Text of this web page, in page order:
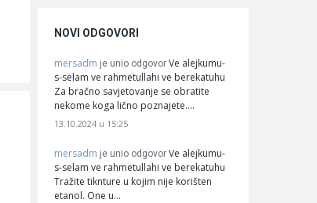
NOVI ODGOVORI
mersadm je unio odgovor Ve alejkumu-
s-selam ve rahmetullahi ve berekatuhu
Za bračno savjetovanje se obratite
nekome koga lično poznajete.…
13.10.2024 u 15:25
mersadm je unio odgovor Ve alejkumu-
s-selam ve rahmetullahi ve berekatuhu
Tražite tiknture u kojim nije korišten
etanol. One u…